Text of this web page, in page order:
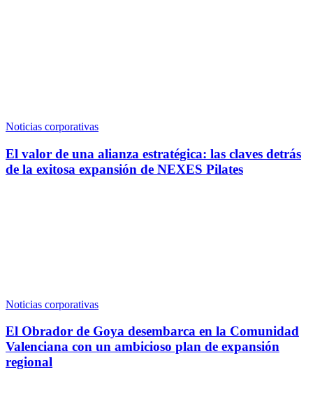
Noticias corporativas
El valor de una alianza estratégica: las claves detrás
de la exitosa expansión de NEXES Pilates
Noticias corporativas
El Obrador de Goya desembarca en la Comunidad
Valenciana con un ambicioso plan de expansión
regional